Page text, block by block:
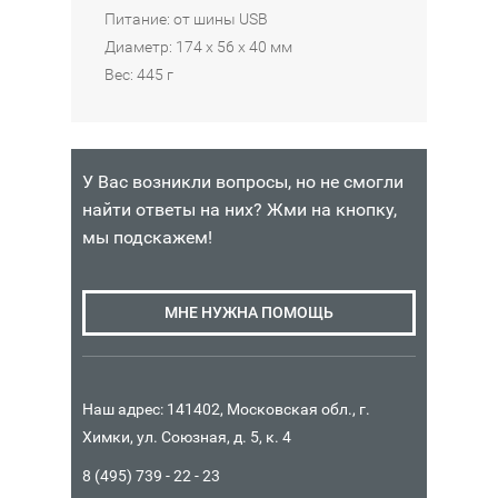
Питание: от шины USB
Диаметр: 174 x 56 x 40 мм
Вес: 445 г
У Вас возникли вопросы, но не смогли
найти ответы на них? Жми на кнопку,
мы подскажем!
МНЕ НУЖНА ПОМОЩЬ
Наш адрес: 141402, Московская обл., г.
Химки, ул. Союзная, д. 5, к. 4
8 (495) 739 - 22 - 23